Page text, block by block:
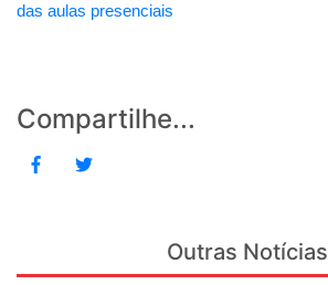
das aulas presenciais
Compartilhe...
Outras Notícias